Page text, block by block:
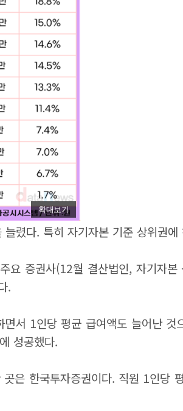
확대보기
렸다. 특히 자기자본 기준 상위권
요 증권사(12월 결산법인, 자기자
.
서 1인당 평균 급여액도 늘어난
성공했다.
은 한국투자증권이다. 직원 1인